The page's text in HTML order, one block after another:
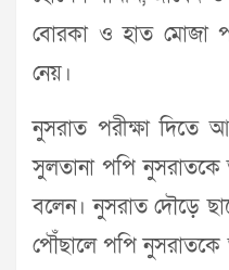
বোরকা ও হাত মোজা
নেয়।
নুসরাত পরীক্ষা দিতে
সুলতানা পপি নুসরাতকে
বলেন। নুসরাত দৌড়ে
পৌঁছালে পপি নুসরাতকে